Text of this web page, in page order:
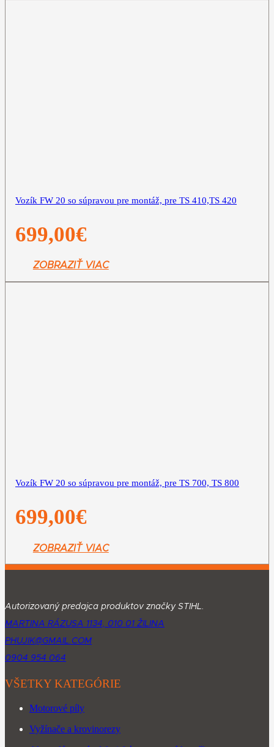
Vozík FW 20 so súpravou pre montáž, pre TS 410,TS 420
699,00€
ZOBRAZIŤ VIAC
Vozík FW 20 so súpravou pre montáž, pre TS 700, TS 800
699,00€
ZOBRAZIŤ VIAC
Autorizovaný predajca produktov značky STIHL.
MARTINA RÁZUSA 1134, 010 01 ŽILINA
PHUJIK@GMAIL.COM
0904 954 064
VŠETKY KATEGÓRIE
Motorové píly
Vyžínače a krovinorezy